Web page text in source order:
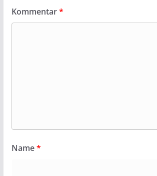
Kommentar*
Name*